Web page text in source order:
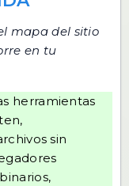
mapa del sitio
en tu
herramientas
sin